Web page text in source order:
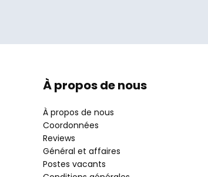
À propos de nous
À propos de nous
Coordonnées
Reviews
Général et affaires
Postes vacants